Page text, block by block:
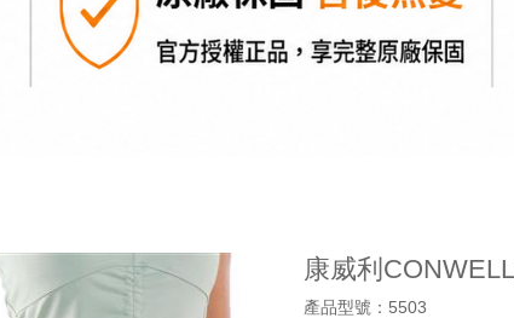
康威利
產品型號：5503